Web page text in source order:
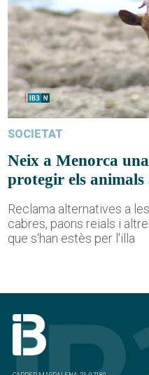
SOCIETAT
Neix a Menorca
protegir els animals
Reclama alternatives a
cabres, paons reials i
que s'han estès per l'illa